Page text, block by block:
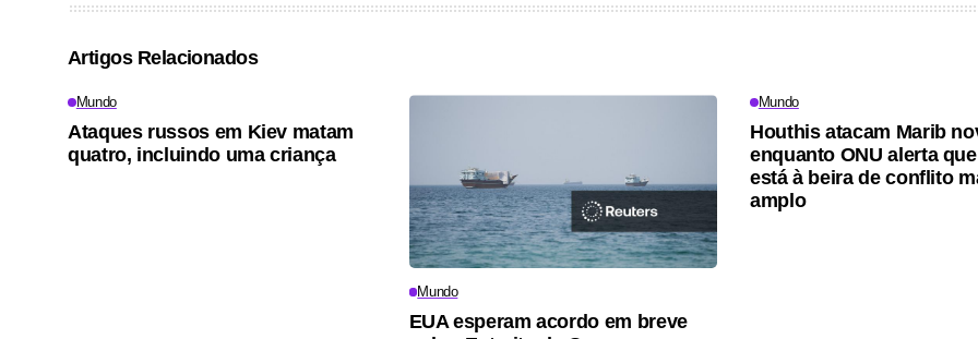
Artigos Relacionados
Mundo
Ataques russos em Kiev matam
quatro, incluindo uma criança
Mundo
EUA esperam acordo em breve
Mundo
Houthis atacam Marib
enquanto ONU alerta
está à beira de conflito
amplo